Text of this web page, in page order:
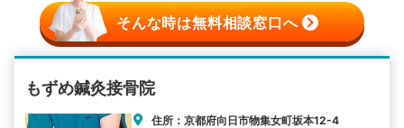
そんな時は無料相談窓口へ
もずめ鍼灸接骨院
住所：京都府向日市物集女町坂本12-4